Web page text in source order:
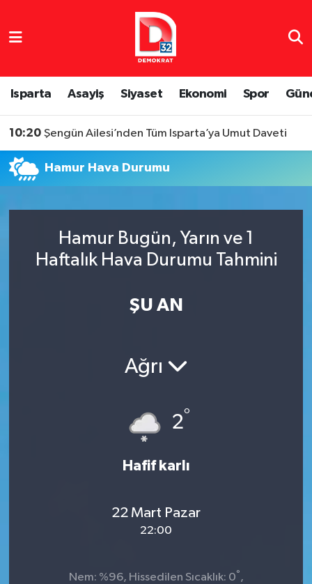
Isparta Asayiş Siyaset Ekonomi Spor
10:20 Şengün Ailesi’nden Tüm Isparta’ya Umut Daveti
Hamur Hava Durumu
Hamur Bugün, Yarın ve 1
Haftalık Hava Durumu Tahmini
ŞU AN
Ağrı
2°
Hafif karlı
22 Mart Pazar
22:00
Nem: %96, Hissedilen Sıcaklık: 0°,
Isparta Nöbetçi Eczaneler
Isparta Hava Durumu
Tüm Manşetler
Son Dakika Haberleri